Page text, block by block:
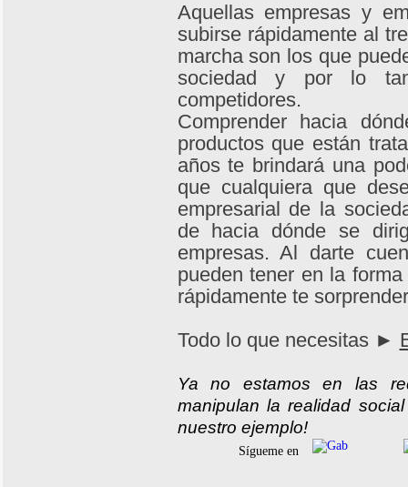
Aquellas empresas y
subirse rápidamente al
marcha son los que
sociedad y por lo
competidores.
Comprender hacia
productos que están
años te brindará una
que cualquiera que
empresarial de la
de hacia dónde se
empresas. Al darte
pueden tener en la
rápidamente te
Todo lo que necesitas ►
Ya no estamos en las
manipulan la realidad
nuestro ejemplo!